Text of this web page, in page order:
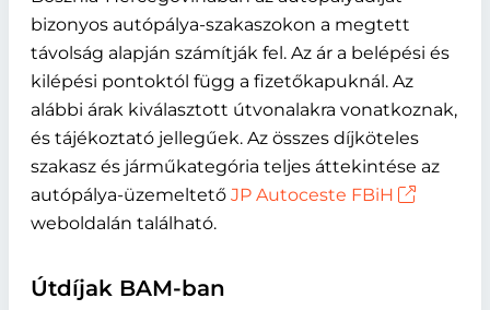
bizonyos autópálya-szakaszokon a megtett
távolság alapján számítják fel. Az ár a belépési és
kilépési pontoktól függ a fizetőkapuknál. Az
alábbi árak kiválasztott útvonalakra vonatkoznak,
és tájékoztató jellegűek. Az összes díjköteles
szakasz és járműkategória teljes áttekintése az
autópálya-üzemeltető JP Autoceste FBiH
weboldalán található.
Útdíjak BAM-ban